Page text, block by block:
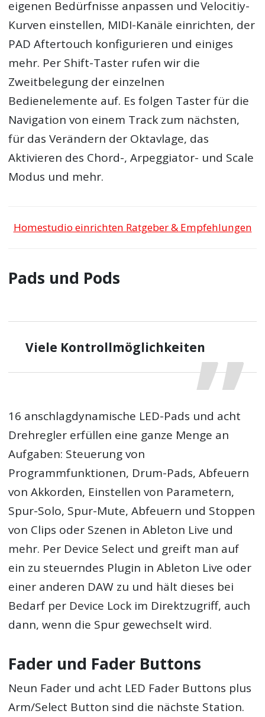
eigenen Bedürfnisse anpassen und Velocitiy-
Kurven einstellen, MIDI-Kanäle einrichten, der
PAD Aftertouch konfigurieren und einiges
mehr. Per Shift-Taster rufen wir die
Zweitbelegung der einzelnen
Bedienelemente auf. Es folgen Taster für die
Navigation von einem Track zum nächsten,
für das Verändern der Oktavlage, das
Aktivieren des Chord-, Arpeggiator- und Scale
Modus und mehr.
Homestudio einrichten Ratgeber & Empfehlungen
Pads und Pods
Viele Kontrollmöglichkeiten
16 anschlagdynamische LED-Pads und acht
Drehregler erfüllen eine ganze Menge an
Aufgaben: Steuerung von
Programmfunktionen, Drum-Pads, Abfeuern
von Akkorden, Einstellen von Parametern,
Spur-Solo, Spur-Mute, Abfeuern und Stoppen
von Clips oder Szenen in Ableton Live und
mehr. Per Device Select und greift man auf
ein zu steuerndes Plugin in Ableton Live oder
einer anderen DAW zu und hält dieses bei
Bedarf per Device Lock im Direktzugriff, auch
dann, wenn die Spur gewechselt wird.
Fader und Fader Buttons
Neun Fader und acht LED Fader Buttons plus
Arm/Select Button sind die nächste Station.